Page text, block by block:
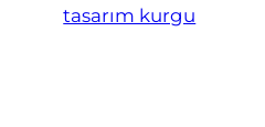
tasarım kurgu